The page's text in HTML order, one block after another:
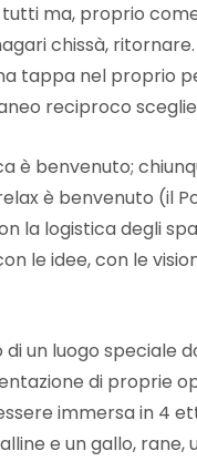
ma, proprio
chissà,
tappa nel proprio
reciproco
è benvenuto;
è benvenuto (il
la logistica degli
le idee, con le
un luogo
di proprie
immersa in 4
e un gallo,